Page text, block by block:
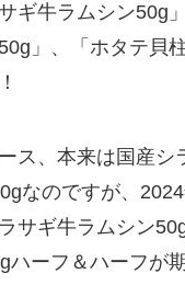
サギ牛ラムシン50g
」、「ホタテ貝
ス、本来は国産シ
なのですが、
サギ牛ラムシン
ハーフ＆ハーフが